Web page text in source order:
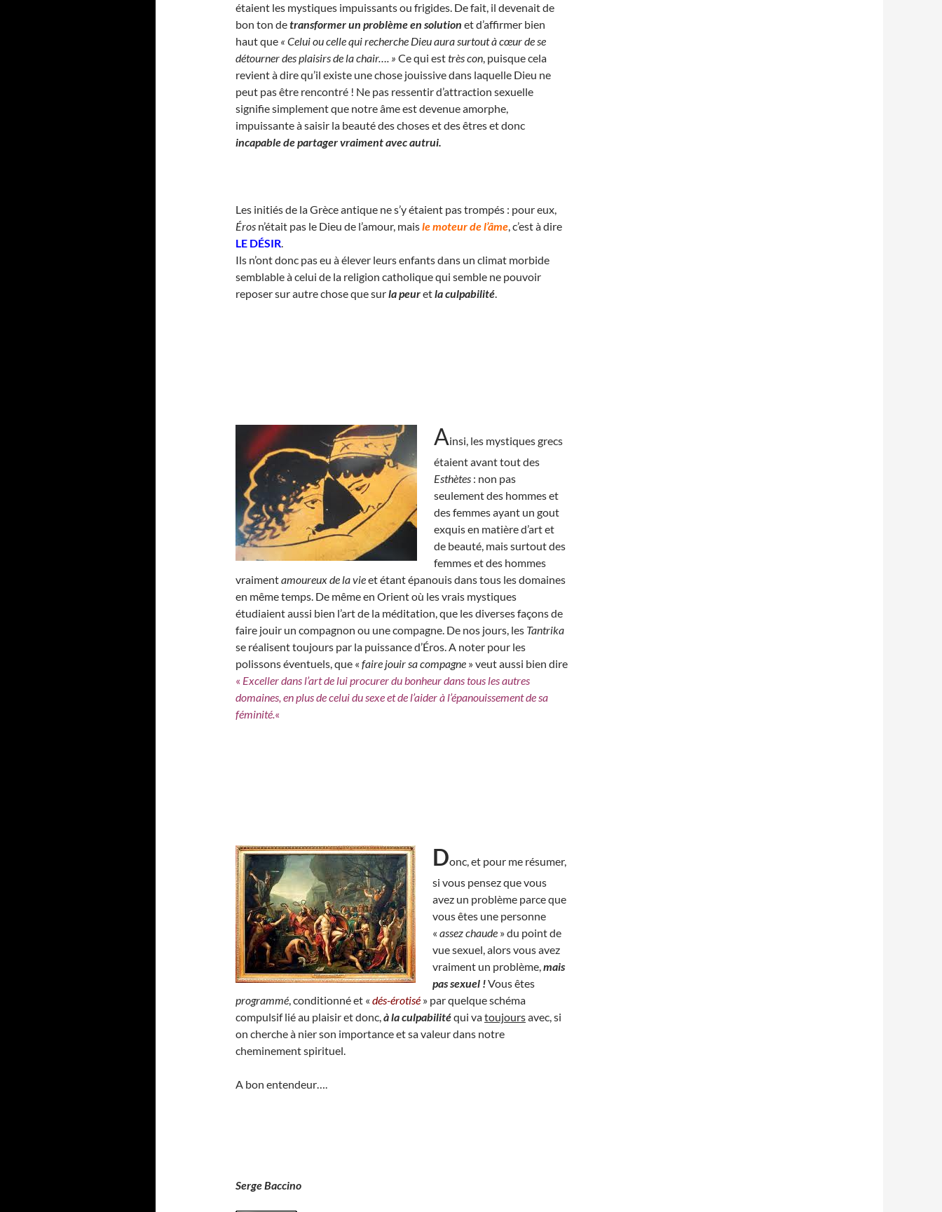
étaient les mystiques impuissants ou frigides. De fait, il devenait de
bon ton detransformer un problème en solution et d’affirmer bien
haut que « Celui ou celle qui recherche Dieu aura surtout à cœur de se
détourner des plaisirs de la chair…. » Ce qui esttrès con, puisque cela
revient à dire qu’il existe une chose jouissive dans laquelle Dieu ne
peut pas être rencontré ! Ne pas ressentir d’attraction sexuelle
signifie simplement que notre âme est devenue amorphe,
impuissante à saisir la beauté des choses et des êtres et donc
incapable de partager vraiment avec autrui.
Les initiés de la Grèce antique ne s’y étaient pas trompés : pour eux,
Éros n’était pas le Dieu de l’amour, maisle moteur de l’âme, c’est à dire
LE DÉSIR.
Ils n’ont donc pas eu à élever leurs enfants dans un climat morbide
semblable à celui de la religion catholique qui semble ne pouvoir
reposer sur autre chose que surla peuretla culpabilité.
Ainsi, les mystiques grecs
étaient avant tout des
Esthètes : non pas
seulement des hommes et
des femmes ayant un gout
exquis en matière d’art et
de beauté, mais surtout des
femmes et des hommes
vraimentamoureux de la vieet étant épanouis dans tous les domaines
en même temps. De même en Orient où les vrais mystiques
étudiaient aussi bien l’art de la méditation, que les diverses façons de
faire jouir un compagnon ou une compagne. De nos jours, les Tantrika
se réalisent toujours par la puissance d’Éros. A noter pour les
polissons éventuels, que « faire jouir sa compagne » veut aussi bien dire
« Exceller dans l’art de lui procurer du bonheur dans tous les autres
domaines, en plus de celui du sexe et de l’aider à l’épanouissement de sa
féminité.«
Donc, et pour me résumer,
si vous pensez que vous
avez un problème parce que
vous êtes une personne
« assez chaude » du point de
vue sexuel, alors vous avez
vraiment un problème,mais
pas sexuel !Vous êtes
programmé, conditionné et « dés-érotisé » par quelque schéma
compulsif lié au plaisir et donc,à la culpabilitéqui vatoujoursavec, si
on cherche à nier son importance et sa valeur dans notre
cheminement spirituel.
A bon entendeur….
Serge Baccino